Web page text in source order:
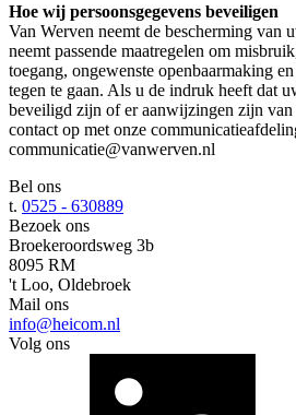
Hoe wij persoonsgegevens beveiligen
Van Werven neemt de bescherming van
neemt passende maatregelen om
toegang, ongewenste openbaarmaking
tegen te gaan. Als u de indruk heeft dat
beveiligd zijn of er aanwijzingen zijn van
contact op met onze
communicatie@vanwerven.nl
Bel ons
t. 0525 - 630889
Bezoek ons
Broekeroordsweg 3b
8095 RM
't Loo, Oldebroek
Mail ons
info@heicom.nl
Volg ons